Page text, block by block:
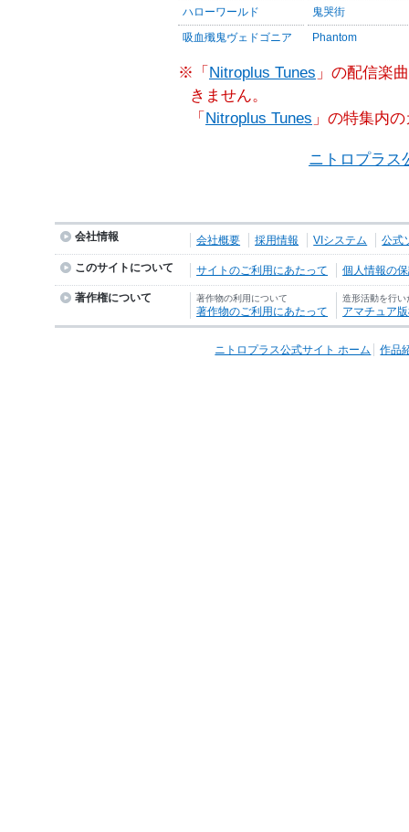
ハローワールド 鬼哭街
吸血殲鬼ヴェドゴニア Phantom
※「 Nitroplus Tunes 」の配信楽
きません。
「 Nitroplus Tunes 」の特集内
ニトロプラス
会社情報 会社概要 採用情報 VIシステム 公式
このサイトについて サイトのご利用にあたって 個人情報の
著作権について 著作物の利用について
著作物のご利用にあたって
造形活動を行い
アマチュア
ニトロプラス公式サイト ホーム 作品